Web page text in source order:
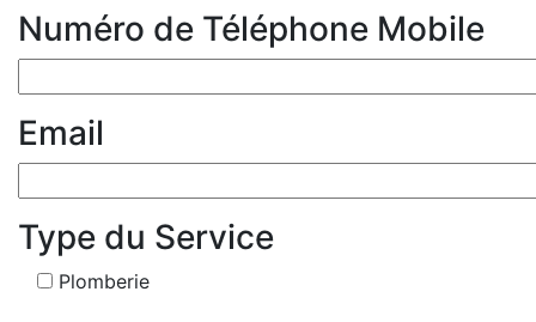
Numéro de Téléphone Mobile
Email
Type du Service
Plomberie